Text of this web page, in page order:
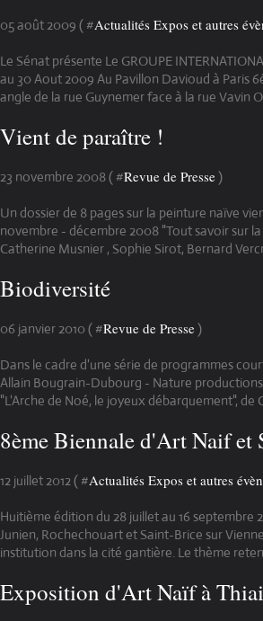
05 août 2009 ( #Actualités Expos et autres
Le Sénat présente Le GROUPE
au 30 Aout 2009 Au Pavillon Davioud à Paris
angle de la rue Guynemer face à la rue Vavin
Vient de paraître !
23 novembre 2008 ( #Revue de Presse)
Un dossier de 8 pages sur la peinture naïve
novembre - décembre 2008 "Tout savoir sur
Catherine Musnier , Sophie Sirot, Bernard
Biodiversité
06 janvier 2010 ( #Revue de Presse)
Dans le cadre d'une série de programmes
Allain Bougrain-Dubourg - Nature
"L'Arche de Noé, le joyeux débarquement", de
8ème Biennale d'Art Naif
12 juillet 2012 ( #Actualités Expos et autres
Huitième édition du 28 juillet au 16 septembre
Junien, Rochechouart et Saint-Brice sur
institution dans la cité gantière. Le thème
Exposition d'Art Naïf à